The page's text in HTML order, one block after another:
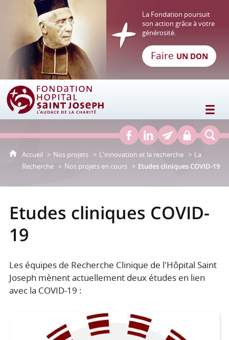
Fondation Hôpital Saint Joseph
La Fondation poursuit
son action grâce à votre
générosité.
Faire UN DON
Accueil Nos projets L'innovation et la recherche
La
Recherche
Nos projets en cours Etudes cliniques COVID-19
Etudes cliniques COVID-
19
Les équipes de Recherche Clinique de l'Hôpital Saint
Joseph mènent actuellement deux études en lien
avec la COVID-19 :